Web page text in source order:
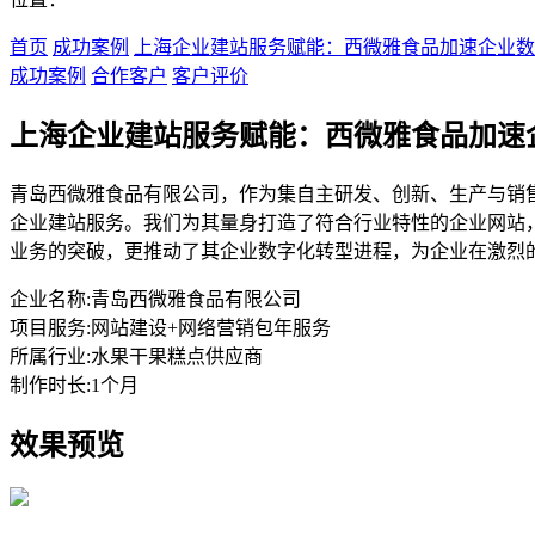
首页 成功案例
上海企业建站服务赋能：西微雅食品加速企业
成功案例 合作客户 客户评价
上海企业建站服务赋能：西微雅食品加
青岛西微雅食品有限公司，作为集自主研发、创新、生产与
企业建站服务。我们为其量身打造了符合行业特性的企业网
业务的突破，更推动了其企业数字化转型进程，为企业在激
企业名称:青岛西微雅食品有限公司
项目服务: 网站建设+网络营销包年服务
所属行业:水果干果糕点供应商
制作时长:1个月
效果预览